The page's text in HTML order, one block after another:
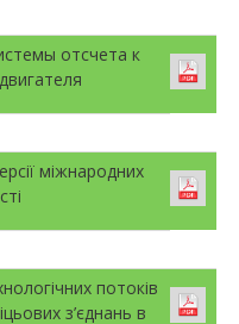
отсчета к
міжнародних
потоків
з’єднань в